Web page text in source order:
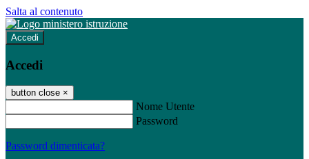
Salta al contenuto
Accedi
Accedi
button close ×
Nome Utente
Password
Password dimenticata?